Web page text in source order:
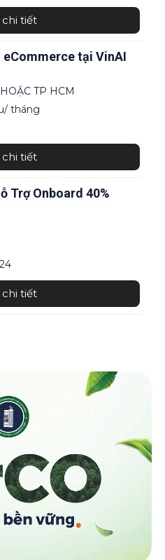
tiết
tại VinAI
TP HCM
tháng
tiết
Trợ Onboard 40%
tiết